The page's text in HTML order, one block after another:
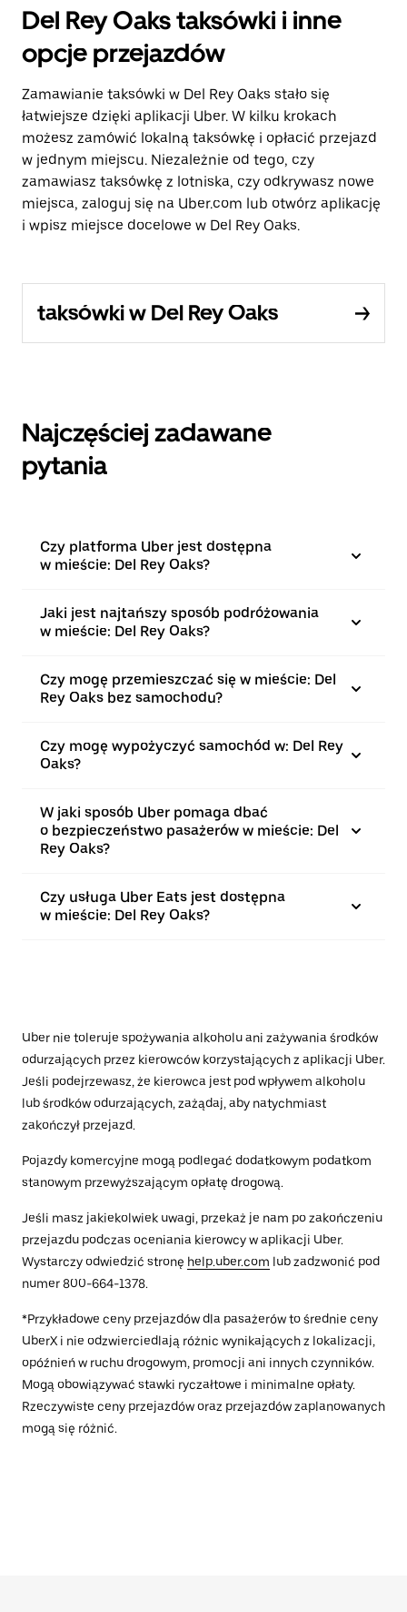
Del Rey Oaks taksówki i inne
opcje przejazdów
Zamawianie taksówki w Del Rey Oaks stało się
łatwiejsze dzięki aplikacji Uber. W kilku krokach
możesz zamówić lokalną taksówkę i opłacić przejazd
w jednym miejscu. Niezależnie od tego, czy
zamawiasz taksówkę z lotniska, czy odkrywasz nowe
miejsca, zaloguj się na Uber.com lub otwórz aplikację
i wpisz miejsce docelowe w Del Rey Oaks.
taksówki w Del Rey Oaks
Najczęściej zadawane
pytania
Czy platforma Uber jest dostępna
w mieście: Del Rey Oaks?
Jaki jest najtańszy sposób podróżowania
w mieście: Del Rey Oaks?
Czy mogę przemieszczać się w mieście: Del
Rey Oaks bez samochodu?
Czy mogę wypożyczyć samochód w: Del Rey
Oaks?
W jaki sposób Uber pomaga dbać
o bezpieczeństwo pasażerów w mieście: Del
Rey Oaks?
Czy usługa Uber Eats jest dostępna
w mieście: Del Rey Oaks?
Uber nie toleruje spożywania alkoholu ani zażywania środków
odurzających przez kierowców korzystających z aplikacji Uber.
Jeśli podejrzewasz, że kierowca jest pod wpływem alkoholu
lub środków odurzających, zażądaj, aby natychmiast
zakończył przejazd.
Pojazdy komercyjne mogą podlegać dodatkowym podatkom
stanowym przewyższającym opłatę drogową.
Jeśli masz jakiekolwiek uwagi, przekaż je nam po zakończeniu
przejazdu podczas oceniania kierowcy w aplikacji Uber.
Wystarczy odwiedzić stronę help.uber.com lub zadzwonić pod
numer 800-664-1378.
*Przykładowe ceny przejazdów dla pasażerów to średnie ceny
UberX i nie odzwierciedlają różnic wynikających z lokalizacji,
opóźnień w ruchu drogowym, promocji ani innych czynników.
Mogą obowiązywać stawki ryczałtowe i minimalne opłaty.
Rzeczywiste ceny przejazdów oraz przejazdów zaplanowanych
mogą się różnić.